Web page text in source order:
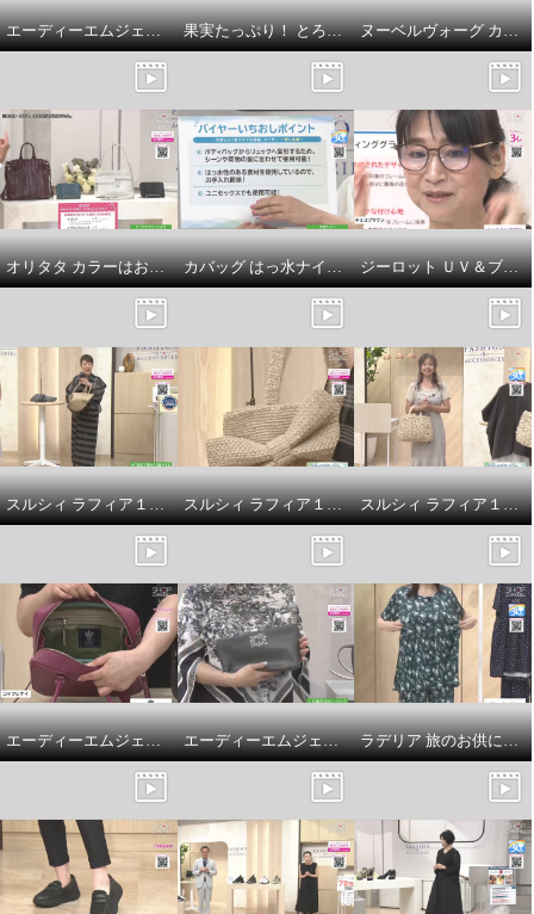
デイズ ウィズ ウィリアムモリ
ス 鳥柄 透かし編カーディガン
グレー Ｍ〜Ｌ
¥0
デイズ ウィズ ウィリアムモリ
ス 鳥柄 透かし編カーディガン
ベージュ Ｍ〜Ｌ
¥0
エーディーエムジェイ スパニッシュカーフレザー アールデコ ＆ステラモティーフ ショルダーバッグ 果実たっぷり！ とろりなめらか食感の ブルーベリージャム （プレザーブスタイル） ヌーベルヴォーグ カラーはお任せ！ ブランド１５周年企画 リュクスライン ＆リラックス お楽しみ２足セット
オリタタ カラーはお任せ！ 牛革クロコダイル型押し バッグ＆ウォレット ２点セット カバッグ はっ水ナイロン １つで２役！ リュックにもなる ボディーバッグ ジーロット ＵＶ＆ブルー光線カット リーディンググラス ＜既成老眼鏡＞
スルシィ ラフィア１００％ キトゥンバッグ スルシィ ラフィア１００％ リボンバッグ スルシィ ラフィア１００％ ホバナバッグ
エーディーエムジェイ 牛革シュリンク型押し アールデコモティーフ ボストンバッグ ＜２５ｃｍ＞ エーディーエムジェイ イタリアンラムレザー ２ウェイショルダーバッグ ラデリア 旅のお供に！ 動きらくらく ストレッチ入り天竺 巾着付 ルームウェア上下セット